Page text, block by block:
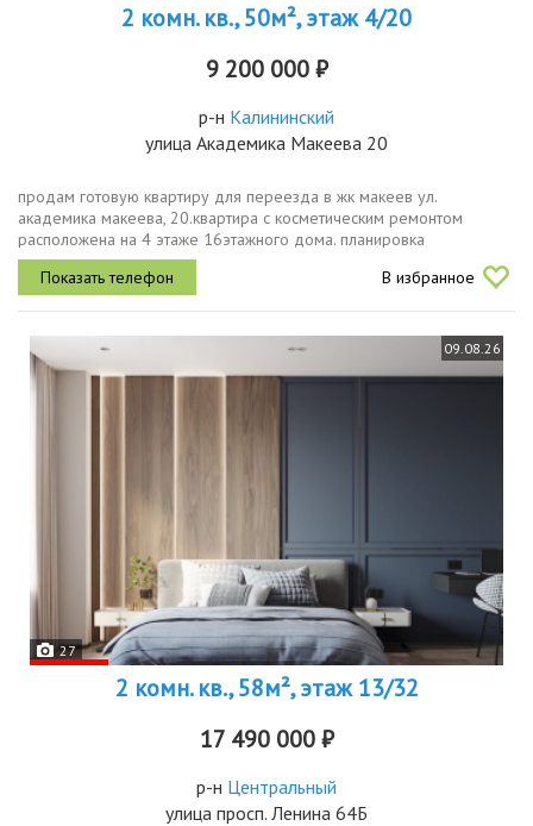
2 комн. кв., 50м², этаж 4/20
9 200 000 ₽
р-н Калининский
улица Академика Макеева 20
продам готовую квартиру для переезда в жк макеев ул.
академика макеева, 20.квартира с косметическим ремонтом
расположена на 4 этаже 16этажного дома. планировка
изолированная, комнаты комфортных размеров 12 и 19 м², кухня 9
м².почему это лучший...
В избранное
09.08.26
27
2 комн. кв., 58м², этаж 13/32
17 490 000 ₽
р-н Центральный
улица просп. Ленина 64Б